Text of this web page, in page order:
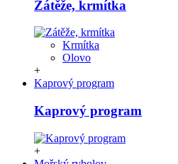
Zátěže, krmítka
Krmítka
Olovo
+
Kaprový program
Kaprový program
+